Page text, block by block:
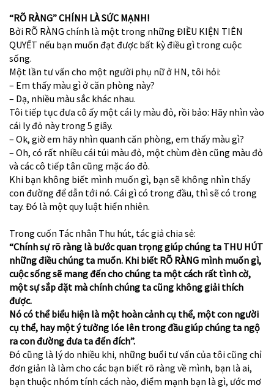
“RÕ RÀNG” CHÍNH LÀ SỨC MẠNH!
Bởi RÕ RÀNG chính là một trong những ĐIỀU KIỆN TIÊN
QUYẾT nếu bạn muốn đạt được bất kỳ điều gì trong cuộc
sống.
Một lần tư vấn cho một người phụ nữ ở HN, tôi hỏi:
– Em thấy màu gì ở căn phòng này?
– Dạ, nhiều màu sắc khác nhau.
Tôi tiếp tục đưa cô ấy một cái ly màu đỏ, rồi bảo: Hãy nhìn vào
cái ly đỏ này trong 5 giây.
– Ok, giờ em hãy nhìn quanh căn phòng, em thấy màu gì?
– Oh, có rất nhiều cái túi màu đỏ, một chùm đèn cũng màu đỏ
và các cô tiếp tân cũng mặc áo đỏ.
Khi bạn không biết mình muốn gì, bạn sẽ không nhìn thấy
con đường để dẫn tới nó. Cái gì có trong đầu, thì sẽ có trong
tay. Đó là một quy luật hiển nhiên.
Trong cuốn Tác nhân Thu hút, tác giả chia sẻ:
“Chính sự rõ ràng là bước quan trọng giúp chúng ta THU HÚT
những điều chúng ta muốn. Khi biết RÕ RÀNG mình muốn gì,
cuộc sống sẽ mang đến cho chúng ta một cách rất tình cờ,
một sự sắp đặt mà chính chúng ta cũng không giải thích
được.
Nó có thể biểu hiện là một hoàn cảnh cụ thể, một con người
cụ thể, hay một ý tưởng lóe lên trong đầu giúp chúng ta ngộ
ra con đường đưa ta đến đích”.
Đó cũng là lý do nhiều khi, những buổi tư vấn của tôi cũng chỉ
đơn giản là làm cho các bạn biết rõ ràng về mình, bạn là ai,
bạn thuộc nhóm tính cách nào, điểm mạnh bạn là gì, ước mơ